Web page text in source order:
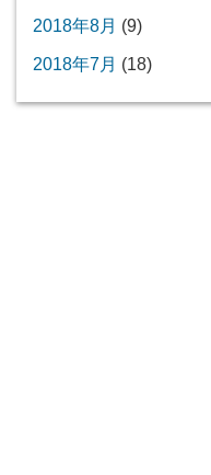
2018年8月 (9)
2018年7月 (18)